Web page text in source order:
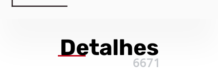
Detalhes
6671